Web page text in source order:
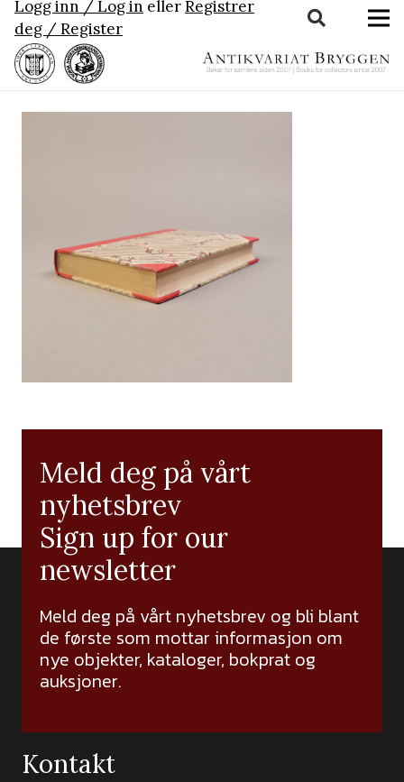
Logg inn / Log in ellerRegistrer
deg / Register
Meld deg på vårt
nyhetsbrev
Sign up for our
newsletter
Meld deg på vårt nyhetsbrev og bli blant
de første som mottar informasjon om
nye objekter, kataloger, bokprat og
auksjoner.
Kontakt